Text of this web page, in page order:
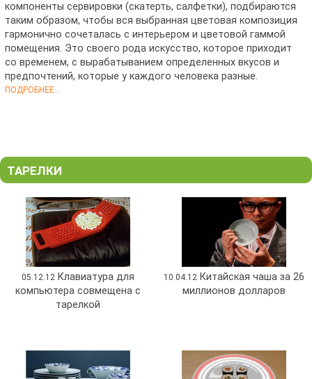
компоненты сервировки (скатерть, салфетки), подбираются
таким образом, чтобы вся выбранная цветовая композиция
гармонично сочеталась с интерьером и цветовой гаммой
помещения. Это своего рода искусство, которое приходит
со временем, с вырабатыванием определенных вкусов и
предпочтений, которые у каждого человека разные.
ПОДРОБНЕЕ...
ТАРЕЛКИ
05.12.12 Клавиатура для
компьютера совмещена с
тарелкой
10.04.12 Китайская чаша за 26
миллионов долларов